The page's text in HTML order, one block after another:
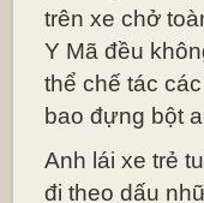
trên xe chở
Y Mã đều
thể chế tác
bao đựng bột
Anh lái xe trẻ
đi theo dấu